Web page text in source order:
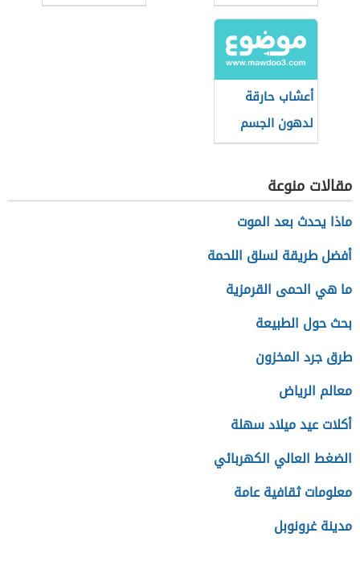
والصدر للرجال
حرق الدهون
أعشاب حارقة
لدهون الجسم
مقالات منوعة
ماذا يحدث بعد الموت
أفضل طريقة لسلق اللحمة
ما هي الحمى القرمزية
بحث حول الطبيعة
طرق جرد المخزون
معالم الرياض
أكلات عيد ميلاد سهلة
الضغط العالي الكهربائي
معلومات ثقافية عامة
مدينة غرونوبل